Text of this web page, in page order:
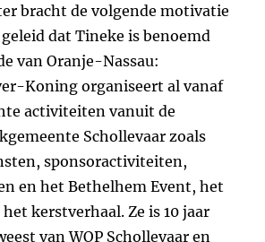
bracht de volgende motivatie
dat Tineke is benoemd
van Oranje-Nassau:
Koning organiseert al vanaf
activiteiten vanuit de
Schollevaar zoals
sponsoractiviteiten,
en het Bethelhem Event, het
kerstverhaal. Ze is 10 jaar
van WOP Schollevaar en